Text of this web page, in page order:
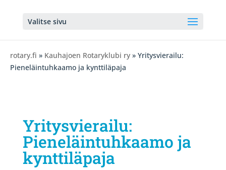
Valitse sivu
rotary.fi » Kauhajoen Rotaryklubi ry » Yritysvierailu:
Pieneläintuhkaamo ja kynttiläpaja
Yritysvierailu:
Pieneläintuhkaamo ja
kynttiläpaja